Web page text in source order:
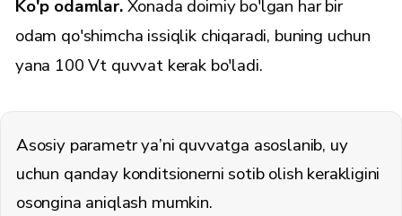
Ko'p odamlar.Xonada doimiy bo'lgan har bir
odam qo'shimcha issiqlik chiqaradi, buning uchun
yana 100 Vt quvvat kerak bo'ladi.
Asosiy parametr ya’ni quvvatga asoslanib, uy
uchun qanday konditsionerni sotib olish kerakligini
osongina aniqlash mumkin.